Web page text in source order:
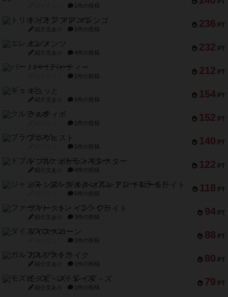
1件の投稿
236 PT
トリオンフ ア マレンゴ
紹介文あり 1件の投稿
232 PT
エレメンツ
紹介文あり 4件の投稿
212 PT
バー！パーティー
1件の投稿
154 PT
ギョッと
紹介文あり 1件の投稿
152 PT
クルティボ
1件の投稿
140 PT
ブラヴェスト
1件の投稿
122 PT
ドブル：ポケットモンスター
紹介文あり 4件の投稿
118 PT
ジャンヌ・ダルク-オルレアン ドロー＆ライト
5件の投稿
94 PT
ファースト・イン・フライト
紹介文あり 3件の投稿
88 PT
ダイススローン
1件の投稿
80 PT
ガルフストライク
紹介文あり 1件の投稿
79 PT
モズビ－ズ・レイダ－ズ
紹介文あり 1件の投稿